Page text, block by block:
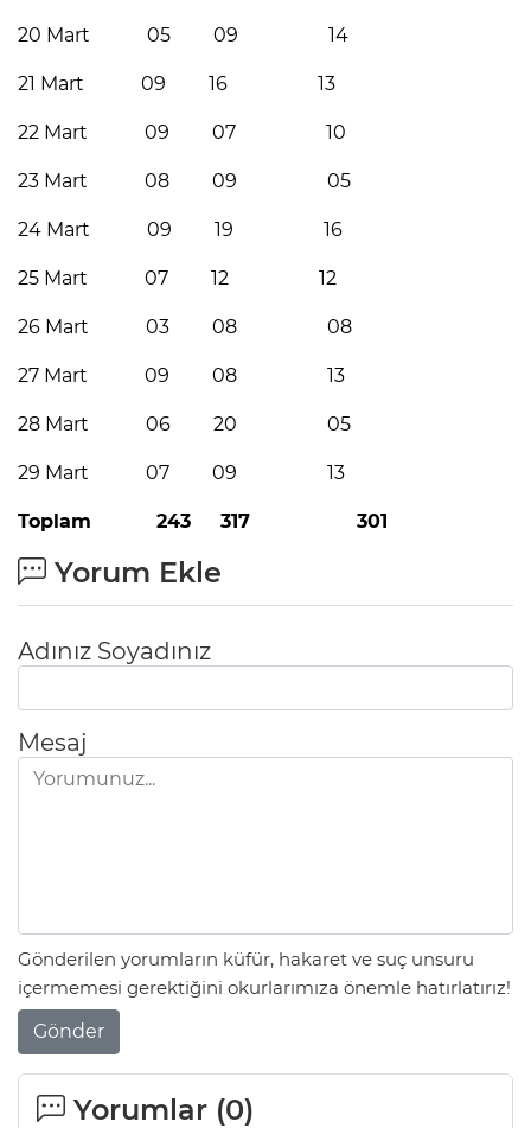
20 Mart 05 09 14
21 Mart 09 16 13
22 Mart 09 07 10
23 Mart 08 09 05
24 Mart 09 19 16
25 Mart 07 12 12
26 Mart 03 08 08
27 Mart 09 08 13
28 Mart 06 20 05
29 Mart 07 09 13
Toplam 243 317 301
Yorum Ekle
Adınız Soyadınız
Mesaj
Gönderilen yorumların küfür, hakaret ve suç unsuru
içermemesi gerektiğini okurlarımıza önemle hatırlatırız!
Gönder
Yorumlar (0)